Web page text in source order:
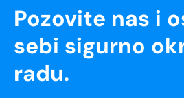
Pozovite nas i
sebi sigurno
radu.